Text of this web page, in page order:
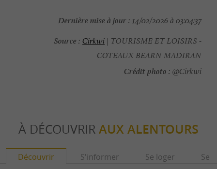
Dernière mise à jour : 14/02/2026 à 03:04:37
Source : Cirkwi | TOURISME ET LOISIRS -
COTEAUX BEARN MADIRAN
Crédit photo : @Cirkwi
À DÉCOUVRIR AUX ALENTOURS
Découvrir S'informer Se loger Se